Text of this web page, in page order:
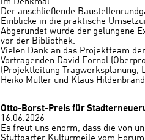
im Denkmal.
Der anschließende
Einblicke in die praktische
Abgerundet wurde der gelungene
vor der Bibliothek.
Vielen Dank an das Projektteam
Vortragenden David Fornol
(Projektleitung Tragwerksplanung,
Heiko Müller und Klaus
Otto-Borst-Preis für
16.06.2026
Es freut uns enorm, dass die von